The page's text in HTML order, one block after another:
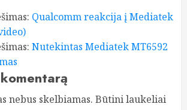
Qualcomm reakcija į Mediatek
Nutekintas Mediatek MT6592
nebus skelbiamas. Būtini laukeliai